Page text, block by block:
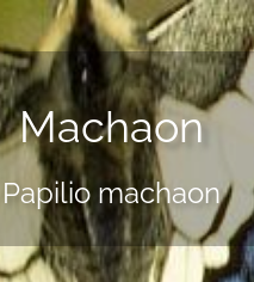
Machaon
Papilio machaon